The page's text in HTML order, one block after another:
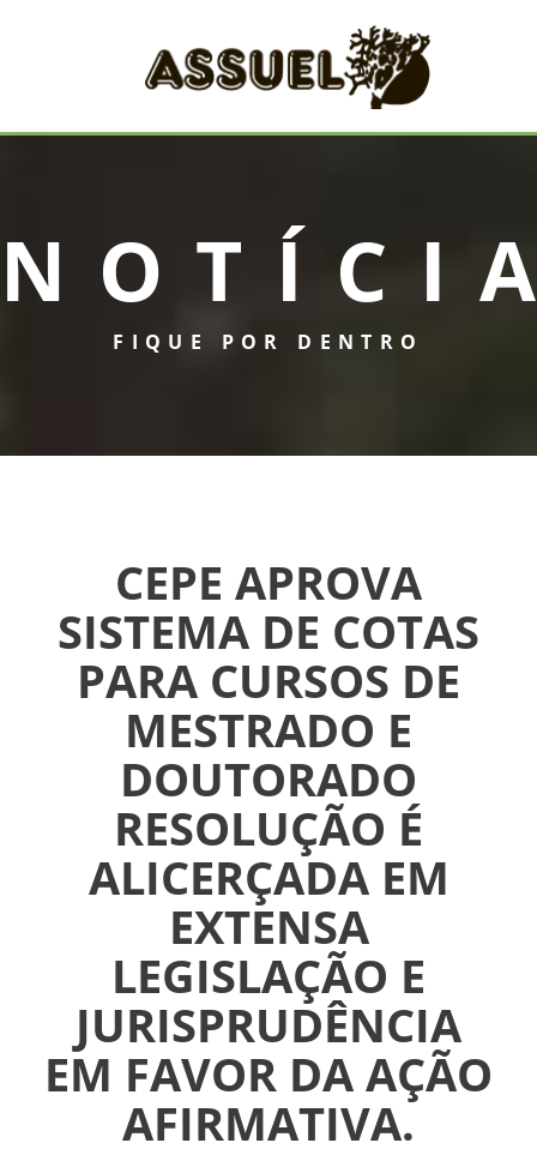
INICIAL
CONVÊNIOS
INFORMATIVOS
ASSEMBLÉIAS
NOTÍCIAS
VÍDEOS
FILIAÇÃO
FIQUE POR DENTRO
CEPE APROVA
SISTEMA DE COTAS
PARA CURSOS DE
MESTRADO E
DOUTORADO
RESOLUÇÃO É
ALICERÇADA EM
EXTENSA
LEGISLAÇÃO E
JURISPRUDÊNCIA
EM FAVOR DA AÇÃO
AFIRMATIVA.